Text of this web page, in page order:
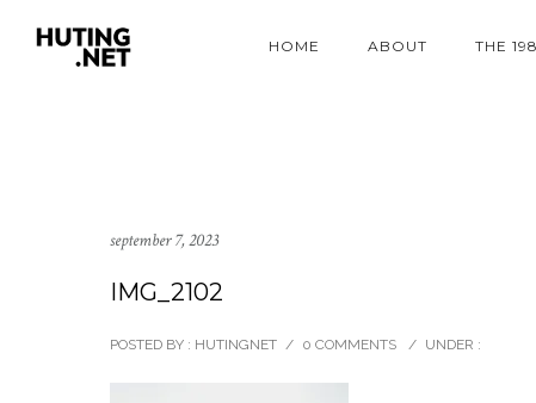
HOME ABOUT THE
september 7, 2023
IMG_2102
POSTED BY : HUTINGNET / 0 COMMENTS / UNDER :